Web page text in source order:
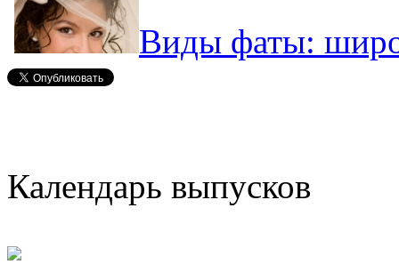
Виды фаты:
Календарь выпусков